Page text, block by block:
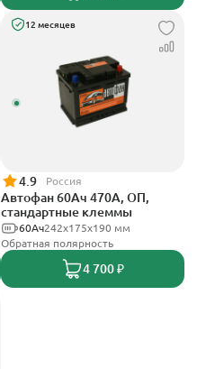
12 месяцев
4.9 Россия
Автофан 60Ач 470А, ОП,
стандартные клеммы
242х175х190 мм
60Ач
Обратная полярность
4 700 ₽